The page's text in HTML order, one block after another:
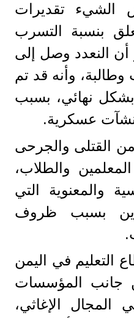
الشيء تقديرات
بنسبة التسرب
أن النعدد وصل إلى
وطالبة، وأنه قد تم
مدرسة بشكل نهائي، بسبب
عسكرية.
القتلى والجرحى
والطلاب،
والمعنوية التي
بسبب ظروف
التعليم في اليمن
جانب المؤسسات
المجال الإغاثي،